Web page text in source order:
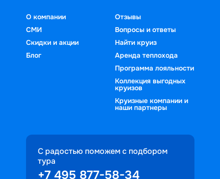
О компании
СМИ
Скидки и акции
Блог
Отзывы
Вопросы и ответы
Найти круиз
Аренда теплохода
Программа лояльности
Коллекция выгодных
круизов
Круизные компании и
наши партнеры
С радостью поможем с подбором
тура
+7 495 877-58-34